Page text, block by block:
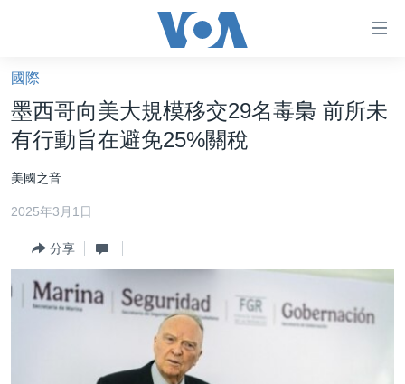
礙
鏈
接
轉
內
轉
美國大選2024
海外港人
新聞自由
國際
墨西哥向美大規模移交29名毒梟 前所未
有行動旨在避免25%關稅
美國之音
2025年3月1日
分享